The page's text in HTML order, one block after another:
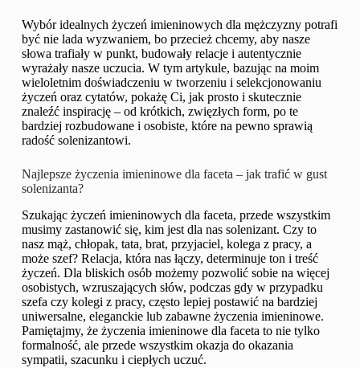
Wybór idealnych życzeń imieninowych dla mężczyzny potrafi
być nie lada wyzwaniem, bo przecież chcemy, aby nasze
słowa trafiały w punkt, budowały relacje i autentycznie
wyrażały nasze uczucia. W tym artykule, bazując na moim
wieloletnim doświadczeniu w tworzeniu i selekcjonowaniu
życzeń oraz cytatów, pokażę Ci, jak prosto i skutecznie
znaleźć inspirację – od krótkich, zwięzłych form, po te
bardziej rozbudowane i osobiste, które na pewno sprawią
radość solenizantowi.
Najlepsze życzenia imieninowe dla faceta – jak trafić w gust
solenizanta?
Szukając życzeń imieninowych dla faceta, przede wszystkim
musimy zastanowić się, kim jest dla nas solenizant. Czy to
nasz mąż, chłopak, tata, brat, przyjaciel, kolega z pracy, a
może szef? Relacja, która nas łączy, determinuje ton i treść
życzeń. Dla bliskich osób możemy pozwolić sobie na więcej
osobistych, wzruszających słów, podczas gdy w przypadku
szefa czy kolegi z pracy, często lepiej postawić na bardziej
uniwersalne, eleganckie lub zabawne życzenia imieninowe.
Pamiętajmy, że życzenia imieninowe dla faceta to nie tylko
formalność, ale przede wszystkim okazja do okazania
sympatii, szacunku i ciepłych uczuć.